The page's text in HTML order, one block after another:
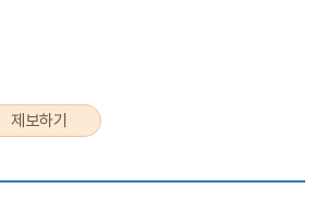
제보하기